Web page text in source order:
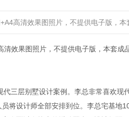
高清效果图照片，不提供电子版，
清效果图照片，不提供电子版，本套
代三层别墅设计案例。李总非常喜欢现
将设计师全部安排到位。李总宅基地